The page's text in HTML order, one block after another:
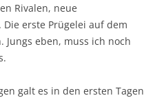
Rivalen, neue
erste Prügelei auf dem
Jungs eben, muss ich noch
galt es in den ersten Tagen